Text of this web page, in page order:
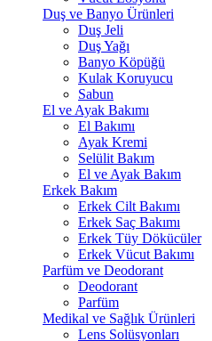
Duş ve Banyo Ürünleri
Duş Jeli
Duş Yağı
Banyo Köpüğü
Kulak Koruyucu
Sabun
El ve Ayak Bakımı
El Bakımı
Ayak Kremi
Selülit Bakım
El ve Ayak Bakım
Erkek Bakım
Erkek Cilt Bakımı
Erkek Saç Bakımı
Erkek Tüy Dökücüler
Erkek Vücut Bakımı
Parfüm ve Deodorant
Deodorant
Parfüm
Medikal ve Sağlık Ürünleri
Lens Solüsyonları